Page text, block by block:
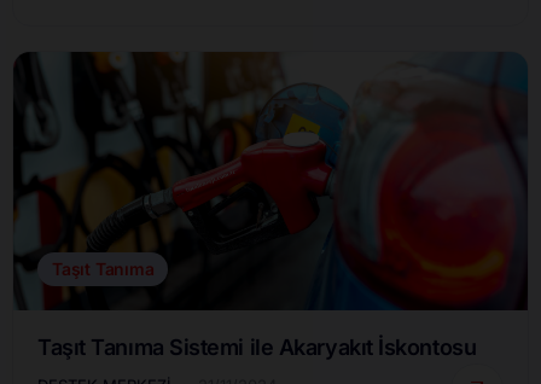
Taşıt Tanıma
Taşıt Tanıma Sistemi ile Akaryakıt İskontosu